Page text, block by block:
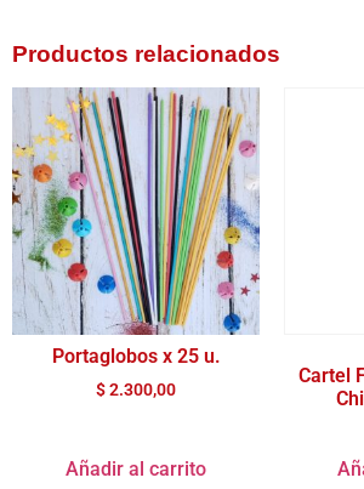
Productos relacionados
Portaglobos x 25 u.
$2.300,00
Añadir al carrito
Cartel